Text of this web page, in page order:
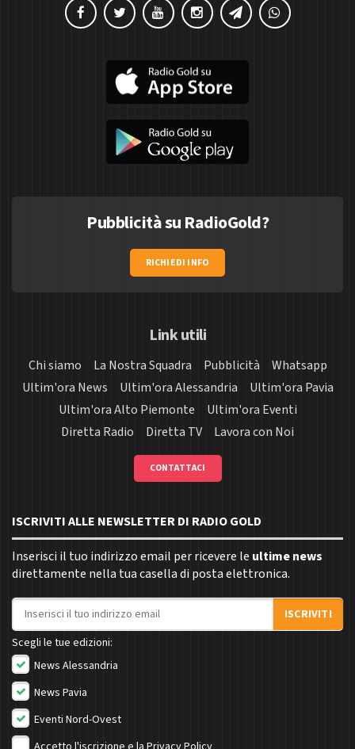
Pubblicità su RadioGold?
RICHIEDI INFO
Link utili
Chi siamo La Nostra Squadra Pubblicità
Whatsapp
Ultim'ora News
Ultim'ora Alessandria
Ultim'ora Pavia
Ultim'ora Alto Piemonte
Ultim'ora Eventi
Diretta Radio
Diretta TV Lavora con Noi
CONTATTACI
ISCRIVITI ALLE NEWSLETTER DI RADIO GOLD
Inserisci il tuo indirizzo email per ricevere le ultime news
direttamente nella tua casella di posta elettronica.
Indirizzo email
ISCRIVITI
Scegli le tue edizioni:
News Alessandria
News Pavia
Eventi Nord-Ovest